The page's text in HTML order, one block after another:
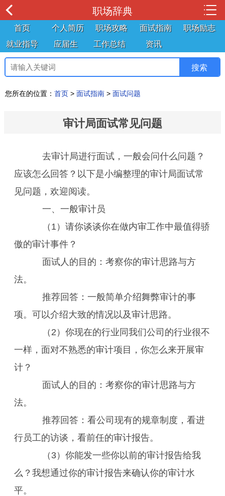
职场辞典
首页 个人简历 职场攻略 面试指南
职场励志
就业指导
应届生 工作总结 资讯
您所在的位置： 首页 > 面试指南 > 面试问题
审计局面试常见问题
去审计局进行面试，一般会问什么问题？
应该怎么回答？以下是小编整理的审计局面试常
见问题，欢迎阅读。
一、一般审计员
（1）请你谈谈你在做内审工作中最值得骄
傲的审计事件？
面试人的目的：考察你的审计思路与方
法。
推荐回答：一般简单介绍舞弊审计的事
项。可以介绍大致的情况以及审计思路。
（2）你现在的行业同我们公司的行业很不
一样，面对不熟悉的审计项目，你怎么来开展审
计？
面试人的目的：考察你的审计思路与方
法。
推荐回答：看公司现有的规章制度，看进
行员工的访谈，看前任的审计报告。
（3）你能发一些你以前的审计报告给我
么？我想通过你的审计报告来确认你的审计水
平。